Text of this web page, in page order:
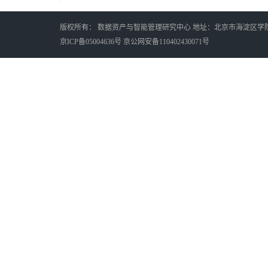
版权所有： 数据资产与智能管理研究中心 地址：北京市海淀区学
京ICP备05004636号 京公网安备110402430071号